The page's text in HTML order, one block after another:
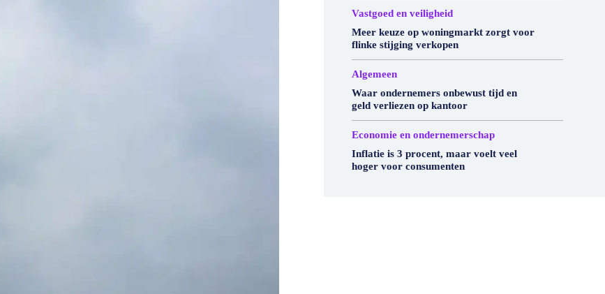
Vastgoed en veiligheid
Meer keuze op woningmarkt zorgt voor
flinke stijging verkopen
Algemeen
Waar ondernemers onbewust tijd en
geld verliezen op kantoor
Economie en ondernemerschap
Inflatie is 3 procent, maar voelt veel
hoger voor consumenten